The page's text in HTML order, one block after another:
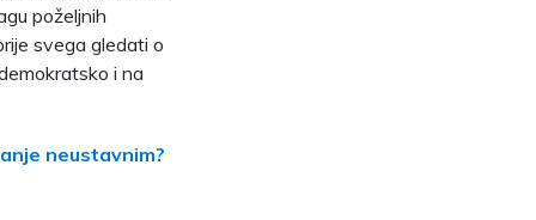
poželjnih
svega gledati o
i na
neustavnim?